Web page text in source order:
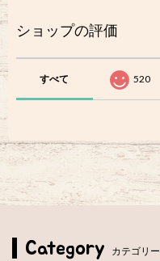
ショップの評価
すべて 520
Category カテゴリー